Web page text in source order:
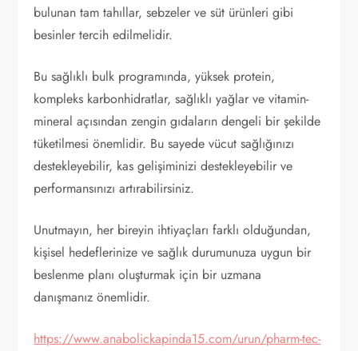
bulunan tam tahıllar, sebzeler ve süt ürünleri gibi
besinler tercih edilmelidir.
Bu sağlıklı bulk programında, yüksek protein,
kompleks karbonhidratlar, sağlıklı yağlar ve vitamin-
mineral açısından zengin gıdaların dengeli bir şekilde
tüketilmesi önemlidir. Bu sayede vücut sağlığınızı
destekleyebilir, kas gelişiminizi destekleyebilir ve
performansınızı artırabilirsiniz.
Unutmayın, her bireyin ihtiyaçları farklı olduğundan,
kişisel hedeflerinize ve sağlık durumunuza uygun bir
beslenme planı oluşturmak için bir uzmana
danışmanız önemlidir.
https://www.anabolickapinda15.com/urun/pharm-tec-